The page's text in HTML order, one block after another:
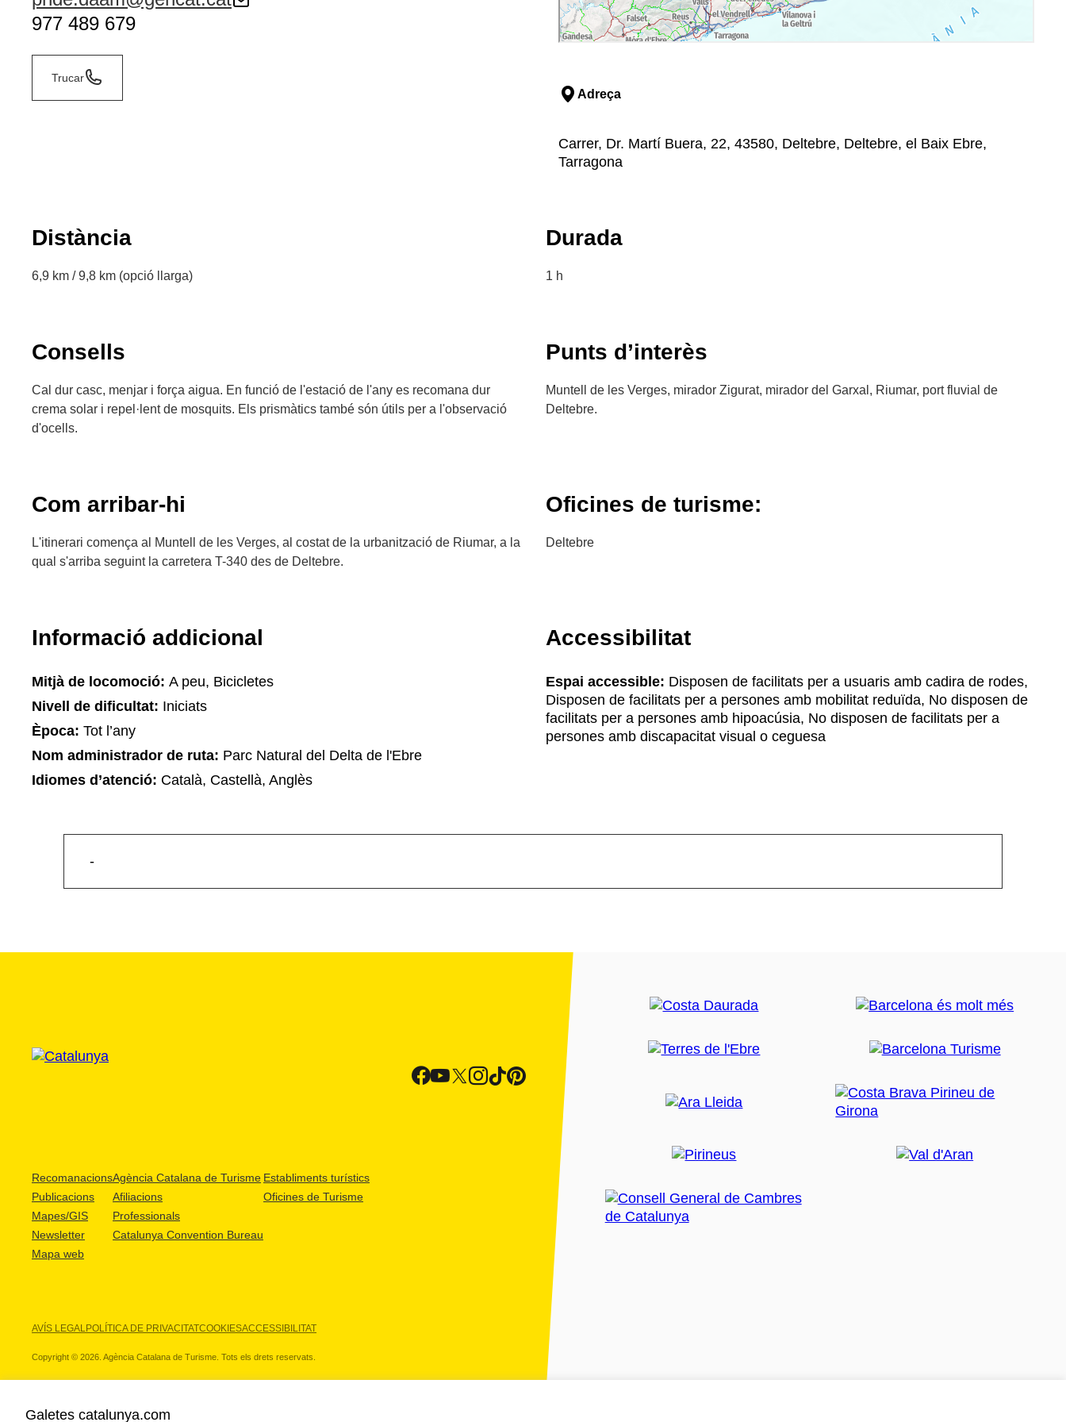
977 489 679
Trucar
Adreça
Carrer, Dr. Martí Buera, 22, 43580, Deltebre, Deltebre, el Baix Ebre,
Tarragona
Distància
6,9 km / 9,8 km (opció llarga)
Durada
1 h
Consells
Cal dur casc, menjar i força aigua. En funció de l'estació de l'any es recomana dur
crema solar i repel·lent de mosquits. Els prismàtics també són útils per a l'observació
d'ocells.
Punts d’interès
Muntell de les Verges, mirador Zigurat, mirador del Garxal, Riumar, port fluvial de
Deltebre.
Com arribar-hi
L'itinerari comença al Muntell de les Verges, al costat de la urbanització de Riumar, a la
qual s'arriba seguint la carretera T-340 des de Deltebre.
Oficines de turisme:
Deltebre
Informació addicional
Mitjà de locomoció: A peu, Bicicletes
Nivell de dificultat: Iniciats
Època: Tot l’any
Nom administrador de ruta: Parc Natural del Delta de l'Ebre
Idiomes d’atenció: Català, Castellà, Anglès
Accessibilitat
Espai accessible: Disposen de facilitats per a usuaris amb cadira de rodes,
Disposen de facilitats per a persones amb mobilitat reduïda, No disposen de
facilitats per a persones amb hipoacúsia, No disposen de facilitats per a
persones amb discapacitat visual o ceguesa
-
Recomanacions
Publicacions
Mapes/GIS
Newsletter
Mapa web
Agència Catalana de Turisme
Afiliacions
Professionals
Catalunya Convention Bureau
Establiments turístics
Oficines de Turisme
AVÍS LEGALPOLÍTICA DE PRIVACITATCOOKIESACCESSIBILITAT
Copyright © 2026. Agència Catalana de Turisme. Tots els drets reservats.
Galetes catalunya.com